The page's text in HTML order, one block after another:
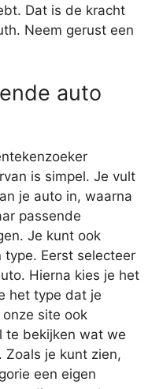
Dat is de kracht
Neem gerust een
auto
is simpel. Je vult
je auto in, waarna
passende
Je kunt ook
type. Eerst selecteer
Hierna kies je het
het type dat je
site ook
te bekijken wat we
Zoals je kunt zien,
een eigen